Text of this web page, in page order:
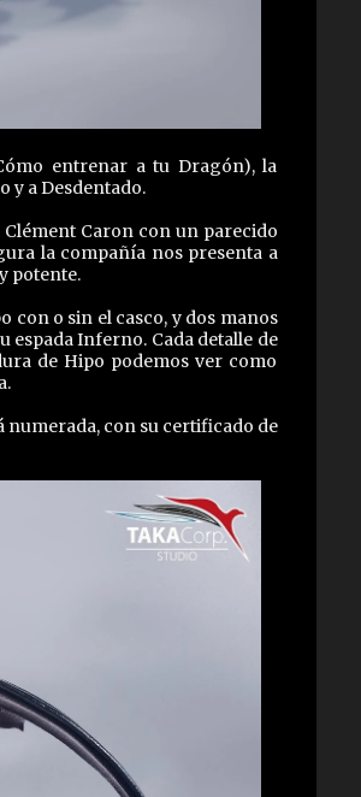
entrenar a tu Dragón), la
y a Desdentado.
Caron con un parecido
la compañía nos presenta a
potente.
con o sin el casco, y dos manos
espada Inferno. Cada detalle de
de Hipo podemos ver como
numerada, con su certificado de